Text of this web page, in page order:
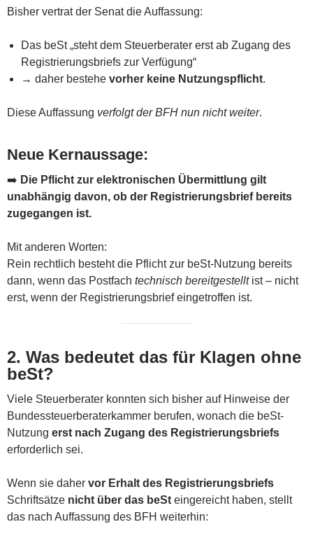
Bisher vertrat der Senat die Auffassung:
Das beSt „steht dem Steuerberater erst ab Zugang des
Registrierungsbriefs zur Verfügung“
→ daher bestehe vorher keine Nutzungspflicht.
Diese Auffassung verfolgt der BFH nun nicht weiter.
Neue Kernaussage:
➡️ Die Pflicht zur elektronischen Übermittlung gilt
unabhängig davon, ob der Registrierungsbrief bereits
zugegangen ist.
Mit anderen Worten:
Rein rechtlich besteht die Pflicht zur beSt-Nutzung bereits
dann, wenn das Postfach technisch bereitgestelltist – nicht
erst, wenn der Registrierungsbrief eingetroffen ist.
2. Was bedeutet das für Klagen ohne
beSt?
Viele Steuerberater konnten sich bisher auf Hinweise der
Bundessteuerberaterkammer berufen, wonach die beSt-
Nutzung erst nach Zugang des Registrierungsbriefs
erforderlich sei.
Wenn sie daher vor Erhalt des Registrierungsbriefs
Schriftsätze nicht über das beSt eingereicht haben, stellt
das nach Auffassung des BFH weiterhin: